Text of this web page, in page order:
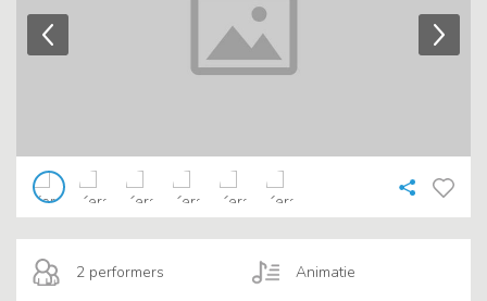
2 performers Animatie